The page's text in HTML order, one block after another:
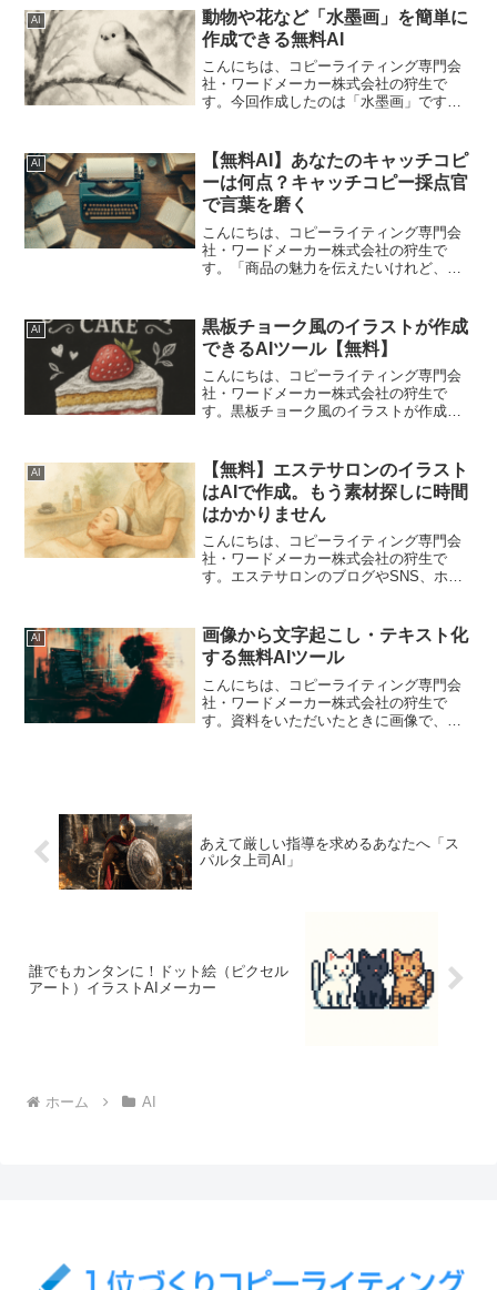
の導入として気軽に使用していただける
のではないかと思います。...
AI
動物や花など「水墨画」を簡単に
作成できる無料AI
こんにちは、コピーライティング専門会
社・ワードメーカー株式会社の狩生で
す。今回作成したのは「水墨画」です。
でした。趣のある画像などをつくりたい
ときにピッタリだと思います...
AI
【無料AI】あなたのキャッチコピ
ーは何点？キャッチコピー採点官
で言葉を磨く
こんにちは、コピーライティング専門会
社・ワードメーカー株式会社の狩生で
す。「商品の魅力を伝えたいけれど、ど
が、本当に響くのか自信がない」
「ChatGPTでキャッチコピーを作...
AI
黒板チョーク風のイラストが作成
できるAIツール【無料】
こんにちは、コピーライティング専門会
社・ワードメーカー株式会社の狩生で
す。黒板チョーク風のイラストが作成で
て作ったものです。ちょうど、Xで見かけ
たので、それをキッカケ...
AI
【無料】エステサロンのイラスト
はAIで作成。もう素材探しに時間
はかかりません
こんにちは、コピーライティング専門会
社・ワードメーカー株式会社の狩生で
す。エステサロンのブログやSNS、ホー
う」「探しているイメージのイラストが
見つからない」と感じてい...
AI
画像から文字起こし・テキスト化
する無料AIツール
こんにちは、コピーライティング専門会
社・ワードメーカー株式会社の狩生で
す。資料をいただいたときに画像で、そ
あえて厳しい指導を求めるあなたへ「ス
パルタ上司AI」
誰でもカンタンに！ドット絵（ピクセル
アート）イラストAIメーカー
ホーム AI